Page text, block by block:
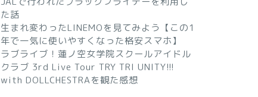
た話
生まれ変わったLINEMOを見てみよう【この1
年で一気に使いやすくなった格安スマホ】
ラブライブ！蓮ノ空女学院スクールアイドル
クラブ 3rd Live Tour TRY TRI UNITY!!!
with DOLLCHESTRAを観た感想